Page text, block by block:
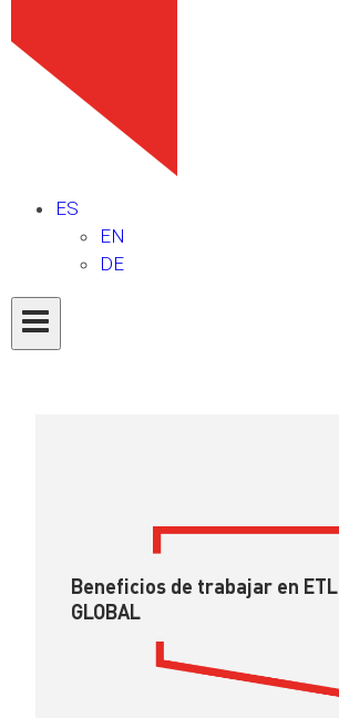
ES
EN
DE
Beneficios de trabajar en ETL
GLOBAL